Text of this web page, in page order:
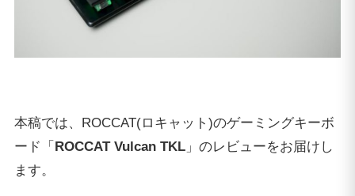
本稿では、ROCCAT(ロキャット)のゲーミングキーボ
ード「 ROCCAT Vulcan TKL」のレビューをお届けし
ます。